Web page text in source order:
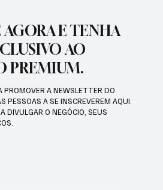
AGORA E TENHA
AO
PREMIUM.
PROMOVER A NEWSLETTER DO
PESSOAS A SE INSCREVEREM AQUI.
DIVULGAR O NEGÓCIO, SEUS